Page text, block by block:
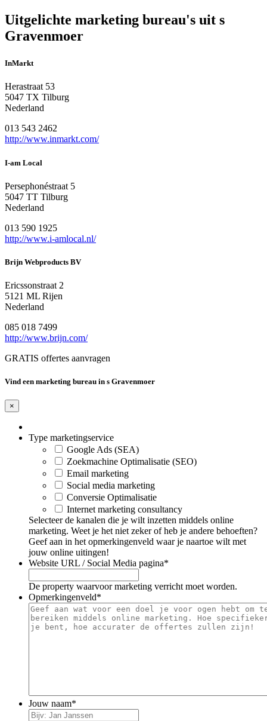
Uitgelichte marketing bureau's uit s
Gravenmoer
InMarkt
Herastraat 53
5047 TX Tilburg
Nederland
013 543 2462
http://www.inmarkt.com/
I-am Local
Persephonéstraat 5
5047 TT Tilburg
Nederland
013 590 1925
http://www.i-amlocal.nl/
Brijn Webproducts BV
Ericssonstraat 2
5121 ML Rijen
Nederland
085 018 7499
http://www.brijn.com/
GRATIS offertes aanvragen
Vind een marketing bureau in s Gravenmoer
×
Type marketingservice
Google Ads (SEA)
Zoekmachine Optimalisatie (SEO)
Email marketing
Social media marketing
Conversie Optimalisatie
Internet marketing consultancy
Selecteer de kanalen die je wilt inzetten middels online
marketing. Weet je het niet zeker of heb je andere behoeften?
Geef aan in het opmerkingenveld waar je naartoe wilt met
jouw online uitingen!
Website URL / Social Media pagina*
De property waarvoor marketing verricht moet worden.
Opmerkingenveld*
Jouw naam*